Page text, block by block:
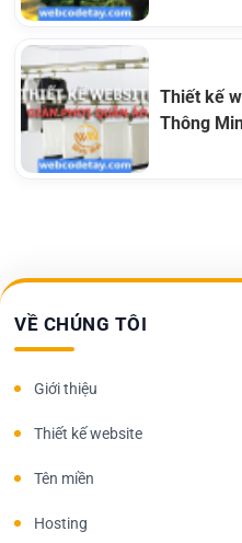
Thiết kế
Thông
VỀ CHÚNG TÔI
Giới thiệu
Thiết kế website
Tên miền
Hosting